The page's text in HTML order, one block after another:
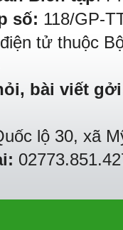
số: 118/GP-
tử thuộc
bài viết
lộ 30, xã